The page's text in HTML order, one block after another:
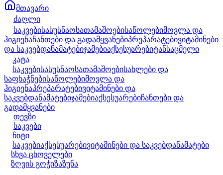
მთავარი
ძაღლი
საკვებისასუსნაოსათამაშოებისაწოლებიმოვლა და
ჰიგიენაჩანთები და გადამყვანებიპრეპარატებივიტამინები
და საკვებდანამატებიჯამებიაქსესუარებიტანსაცმელი
კატა
საკვებისასუსნაოსათამაშოებისახლები და
საფხაჭნებისაწოლებიმოვლა და
ჰიგიენაპრეპარატებივიტამინები და
საკვებდანამატებიჯამებიაქსესუარებიჩანთები და
გადამყვანები
თევზი
საკვები
ჩიტი
საკვებიაქსესუარებივიტამინები და საკვებდანამატები
სხვა ცხოველები
ზღვის გოჭიზაზუნა